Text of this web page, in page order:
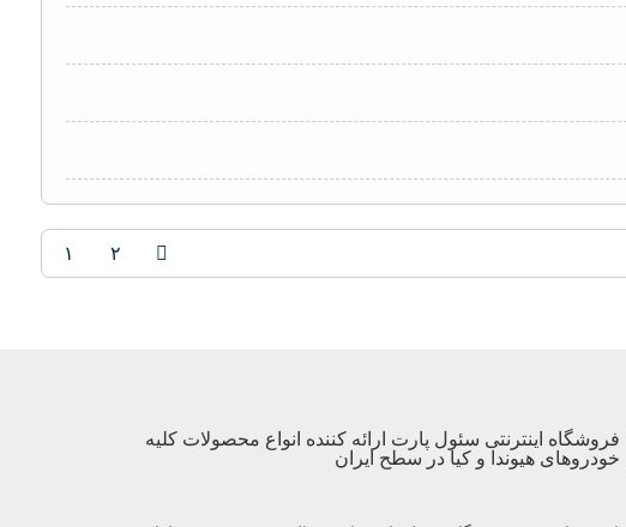
۱ ۲
فروشگاه اینترنتی سئول پارت ارائه کننده انواع محصولات کلیه
خودروهای هیوندا و کیا در سطح ایران